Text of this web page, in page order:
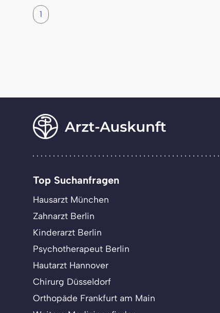
1
Top Suchanfragen
Hausarzt München
Zahnarzt Berlin
Kinderarzt Berlin
Psychotherapeut Berlin
Hautarzt Hannover
Chirurg Düsseldorf
Orthopäde Frankfurt am Main